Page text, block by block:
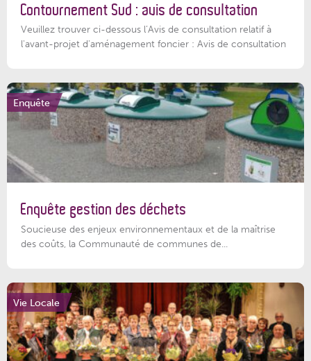
Contournement Sud : avis de consultation
Veuillez trouver ci-dessous l’Avis de consultation relatif à
l'avant-projet d'aménagement foncier : Avis de consultation
Enquête
Enquête gestion des déchets
Soucieuse des enjeux environnementaux et de la maîtrise
des coûts, la Communauté de communes de...
Vie Locale